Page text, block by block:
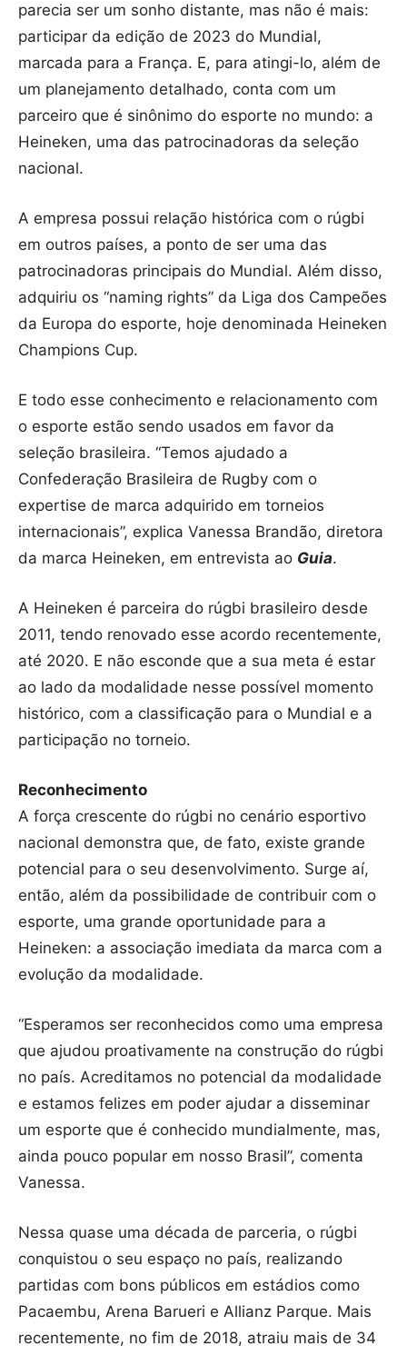
parecia ser um sonho distante, mas não é mais:
participar da edição de 2023 do Mundial,
marcada para a França. E, para atingi-lo, além de
um planejamento detalhado, conta com um
parceiro que é sinônimo do esporte no mundo: a
Heineken, uma das patrocinadoras da seleção
nacional.
A empresa possui relação histórica com o rúgbi
em outros países, a ponto de ser uma das
patrocinadoras principais do Mundial. Além disso,
adquiriu os “naming rights” da Liga dos Campeões
da Europa do esporte, hoje denominada Heineken
Champions Cup.
E todo esse conhecimento e relacionamento com
o esporte estão sendo usados em favor da
seleção brasileira. “Temos ajudado a
Confederação Brasileira de Rugby com o
expertise de marca adquirido em torneios
internacionais”, explica Vanessa Brandão, diretora
da marca Heineken, em entrevista ao Guia.
A Heineken é parceira do rúgbi brasileiro desde
2011, tendo renovado esse acordo recentemente,
até 2020. E não esconde que a sua meta é estar
ao lado da modalidade nesse possível momento
histórico, com a classificação para o Mundial e a
participação no torneio.
Reconhecimento
A força crescente do rúgbi no cenário esportivo
nacional demonstra que, de fato, existe grande
potencial para o seu desenvolvimento. Surge aí,
então, além da possibilidade de contribuir com o
esporte, uma grande oportunidade para a
Heineken: a associação imediata da marca com a
evolução da modalidade.
“Esperamos ser reconhecidos como uma empresa
que ajudou proativamente na construção do rúgbi
no país. Acreditamos no potencial da modalidade
e estamos felizes em poder ajudar a disseminar
um esporte que é conhecido mundialmente, mas,
ainda pouco popular em nosso Brasil”, comenta
Vanessa.
Nessa quase uma década de parceria, o rúgbi
conquistou o seu espaço no país, realizando
partidas com bons públicos em estádios como
Pacaembu, Arena Barueri e Allianz Parque. Mais
recentemente, no fim de 2018, atraiu mais de 34